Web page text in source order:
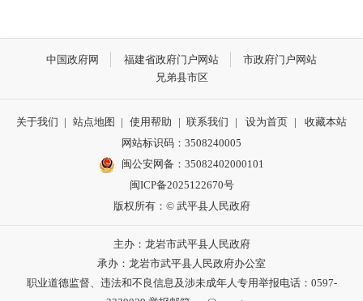
中国政府网 福建省政府门户网站
市政府门户网站
兄弟县市区
关于我们 | 站点地图 | 使用帮助 | 联系我们 | 设为首页 |
收藏本站
网站标识码：3508240005
闽公安网备：35082402000101
闽ICP备2025122670号
版权所有：© 武平县人民政府
主办：龙岩市武平县人民政府
承办：龙岩市武平县人民政府办公室
职业道德监督、违法和不良信息及涉未成年人专用举报电话：0597-